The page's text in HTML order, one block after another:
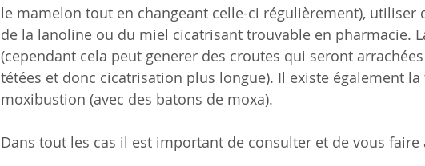
le mamelon tout en changeant celle-ci régulièrement), utiliser
de la lanoline ou du miel cicatrisant trouvable en pharmacie.
(cependant cela peut generer des croutes qui seront
tétées et donc cicatrisation plus longue). Il existe également
moxibustion (avec des batons de moxa).
Dans tout les cas il est important de consulter et de vous faire